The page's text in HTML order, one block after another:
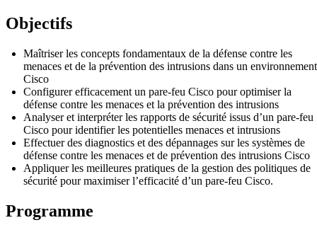
Objectifs
Maîtriser les concepts fondamentaux de la défense contre les
menaces et de la prévention des intrusions dans un environnement
Cisco
Configurer efficacement un pare-feu Cisco pour optimiser la
défense contre les menaces et la prévention des intrusions
Analyser et interpréter les rapports de sécurité issus d’un pare-feu
Cisco pour identifier les potentielles menaces et intrusions
Effectuer des diagnostics et des dépannages sur les systèmes de
défense contre les menaces et de prévention des intrusions Cisco
Appliquer les meilleures pratiques de la gestion des politiques de
sécurité pour maximiser l’efficacité d’un pare-feu Cisco.
Programme